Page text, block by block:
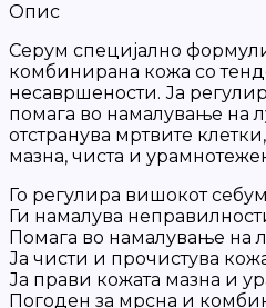
Опис
Серум специјално
комбинирана кожа со
несавршености. Ја
помага во намалување на
отстранува мртвите клетки,
мазна, чиста и
Го регулира вишокот
Ги намалува
Помага во намалување на
Ја чисти и прочистува
Ја прави кожата мазна и
Погоден за мрсна и